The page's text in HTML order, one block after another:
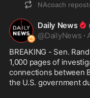
NAcoach
Daily News
@DailyNews ·
BREAKING - Sen.
1,000 pages of
connections between
the U.S. government